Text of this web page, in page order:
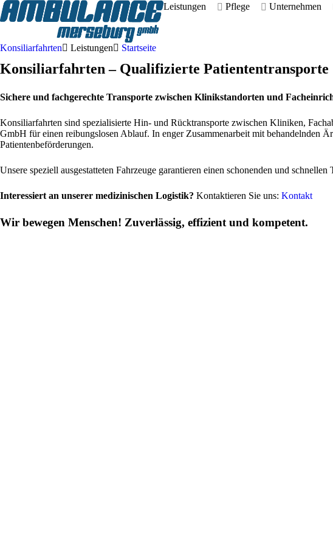
Leistungen Pflege Unternehmen
Konsiliarfahrten Leistungen Startseite
Konsiliarfahrten – Qualifizierte Patiententransporte
Sichere und fachgerechte Transporte zwischen Klinikstandorten und
Konsiliarfahrten sind spezialisierte Hin- und Rücktransporte zwischen Kliniken,
GmbH für einen reibungslosen Ablauf. In enger Zusammenarbeit mit behandelnden
Patientenbeförderungen.
Unsere speziell ausgestatteten Fahrzeuge garantieren einen schonenden und
Interessiert an unserer medizinischen Logistik? Kontaktieren Sie uns: Kontakt
Wir bewegen Menschen! Zuverlässig, effizient und kompetent.